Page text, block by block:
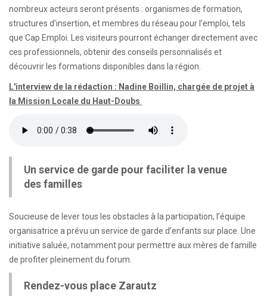
nombreux acteurs seront présents : organismes de formation,
structures d’insertion, et membres du réseau pour l’emploi, tels
que Cap Emploi. Les visiteurs pourront échanger directement avec
ces professionnels, obtenir des conseils personnalisés et
découvrir les formations disponibles dans la région.
L'interview de la rédaction : Nadine Boillin, chargée de projet à
la Mission Locale du Haut-Doubs
Un service de garde pour faciliter la venue
des familles
Soucieuse de lever tous les obstacles à la participation, l’équipe
organisatrice a prévu un service de garde d’enfants sur place. Une
initiative saluée, notamment pour permettre aux mères de famille
de profiter pleinement du forum.
Rendez-vous place Zarautz